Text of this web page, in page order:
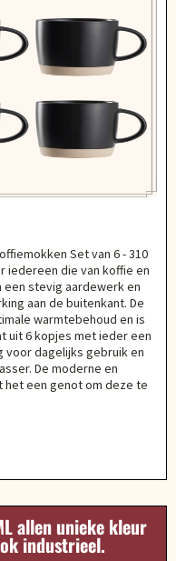
Set van 6 - 310
iedereen die van koffie en
een stevig aardewerk en
aan de buitenkant. De
warmtebehoud en is
uit 6 kopjes met ieder een
voor dagelijks gebruik en
De moderne en
het een genot om deze te
allen unieke kleur
industrieel.